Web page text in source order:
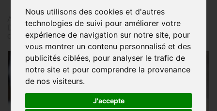
Nous utilisons des cookies et d'autres
technologies de suivi pour améliorer votre
expérience de navigation sur notre site, pour
vous montrer un contenu personnalisé et des
publicités ciblées, pour analyser le trafic de
notre site et pour comprendre la provenance
de nos visiteurs.
J'accepte
Accueil > Linge de bain > LINGE DE BAIN ADULTE
Drap de douche
> Drap de douche Grand Hôtel - 70x140
cm - 650 g/m² - 100 % coton